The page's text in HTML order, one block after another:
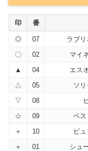
印 番
◎ 07 ラブ
〇
02 マイ
▲
04 エス
△
05 ソ
▽
08
☆
09 ベス
＋
10 ピ
＋
01 シュ